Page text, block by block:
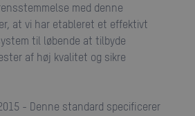
med denne
at vi har etableret et effektivt
til løbende at tilbyde
af høj kvalitet og sikre
- Denne standard specificerer